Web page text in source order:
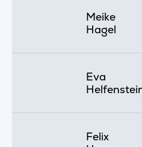
Meike
Hagel
Eva
Felix